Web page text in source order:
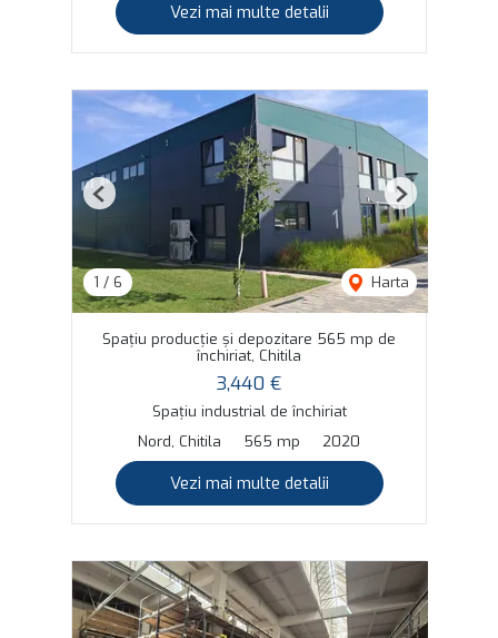
Vezi mai multe detalii
1 / 6 Harta
Previous Next
Spațiu producție și depozitare 565 mp de
închiriat, Chitila
3,440 €
Spațiu industrial de închiriat
Nord, Chitila
565 mp 2020
Vezi mai multe detalii